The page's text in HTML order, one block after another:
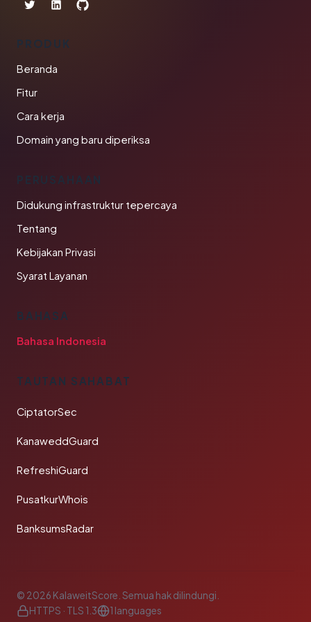
PRODUK
Beranda
Fitur
Cara kerja
Domain yang baru diperiksa
PERUSAHAAN
Didukung infrastruktur tepercaya
Tentang
Kebijakan Privasi
Syarat Layanan
BAHASA
Bahasa Indonesia
TAUTAN SAHABAT
CiptatorSec
KanaweddGuard
RefreshiGuard
PusatkurWhois
BanksumsRadar
© 2026 KalaweitScore. Semua hak dilindungi.
HTTPS · TLS 1.3
1 languages